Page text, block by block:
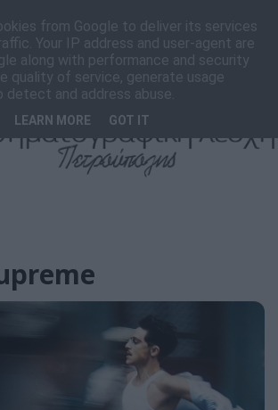
F
a
c
e
b
k
I
n
s
t
a
T
i
k
T
from Google to deliver its services
Your IP address and user-agent are
along with performance and security
quality of service, generate usage
and address abuse.
LEARN MORE GOT IT